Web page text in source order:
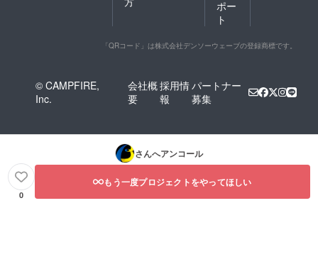
ポー
ト
「QRコード」は株式会社デンソーウェーブの登録商標です。
© CAMPFIRE,
Inc.
会社概
要
採用情
報
パートナー
募集
さんへアンコール
0
もう一度プロジェクトをやってほしい